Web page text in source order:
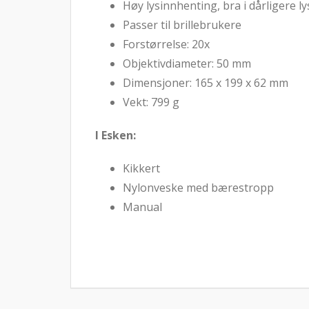
Høy lysinnhenting, bra i dårligere
Passer til brillebrukere
Forstørrelse: 20x
Objektivdiameter: 50 mm
Dimensjoner: 165 x 199 x 62 mm
Vekt: 799 g
I Esken:
Kikkert
Nylonveske med bærestropp
Manual